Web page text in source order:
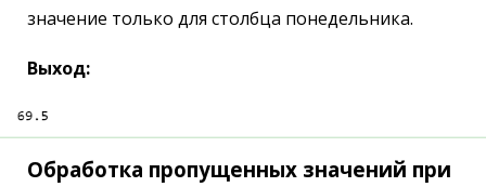
значение только для столбца понедельника.
Выход:
Обработка пропущенных значений при